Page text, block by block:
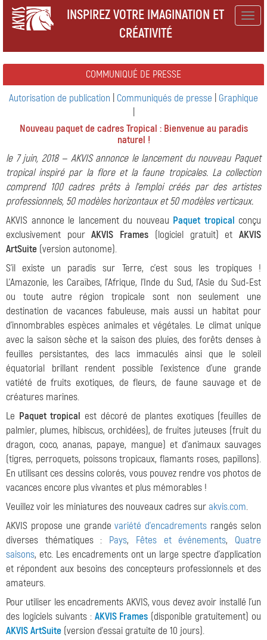
INSPIREZ VOTRE IMAGINATION ET
CRÉATIVITÉ
COMMUNIQUÉ DE PRESSE
Autorisation de publication
Communiqués de presse
Graphique
Nouveau paquet de cadres Tropical : Bienvenue au paradis
naturel !
le 7 juin, 2018 — AKVIS annonce le lancement du nouveau Paquet
tropical inspiré par la flore et la faune tropicales. La collection
comprend 100 cadres prêts à l'emploi créés par des artistes
professionnels, 50 modèles horizontaux et 50 modèles verticaux.
AKVIS annonce le lancement du nouveau Paquet tropical conçu
exclusivement pourAKVIS Frames (logiciel gratuit) etAKVIS
ArtSuite (version autonome).
S'il existe un paradis sur Terre, c'est sous les tropiques !
L'Amazonie, les Caraïbes, l'Afrique, l'Inde du Sud, l'Asie du Sud-Est
ou toute autre région tropicale sont non seulement une
destination de vacances fabuleuse, mais aussi un habitat pour
d'innombrables espèces animales et végétales. Le climat unique
avec la saison sèche et la saison des pluies, des forêts denses à
feuilles persistantes, des lacs immaculés ainsi que le soleil
équatorial brillant rendent possible l'existence d'une grande
vatiété de fruits exotiques, de fleurs, de faune sauvage et de
créatures marines.
Le Paquet tropical est décoré de plantes exotiques (feuilles de
palmier, plumes, hibiscus, orchidées), de fruites juteuses (fruit du
dragon, coco, ananas, papaye, mangue) et d'animaux sauvages
(tigres, perroquets, poissons tropicaux, flamants roses, papillons).
En utilisant ces dessins colorés, vous pouvez rendre vos photos de
vacances encore plus vivantes et plus mémorables !
Veuillez voir les miniatures des nouveaux cadres surakvis.com.
AKVIS propose une grandevariété d'encadrements rangés selon
diverses thématiques : Pays, Fêtes et événements, Quatre
saisons, etc. Les encadrements ont un large spectre d'application
et répondent aux besoins des concepteurs professionnels et des
amateurs.
Pour utiliser les encadrements AKVIS, vous devez avoir installé l'un
des logiciels suivants : AKVIS Frames (disponible gratuitement) ou
AKVIS ArtSuite (version d'essai gratuite de 10 jours).